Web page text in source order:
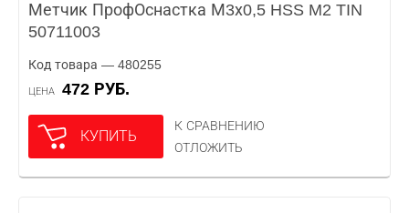
Метчик ПрофОснастка М3х0,5 HSS M2 TIN
50711003
Код товара — 480255
ЦЕНА 472 РУБ.
КУПИТЬ
К СРАВНЕНИЮ
ОТЛОЖИТЬ